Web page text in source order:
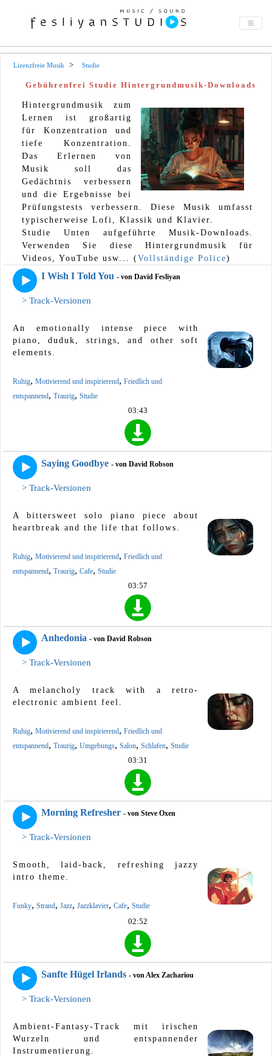
Lizenzfreie Musik Studie
Gebührenfrei Studie Hintergrundmusik-Downloads
Hintergrundmusik zum
Lernen ist großartig
für Konzentration und
tiefe Konzentration.
Das Erlernen von
Musik soll das
Gedächtnis verbessern
und die Ergebnisse bei
Prüfungstests verbessern. Diese Musik umfasst
typischerweise Lofi, Klassik und Klavier.
Studie Unten aufgeführte Musik-Downloads.
Verwenden Sie diese Hintergrundmusik für
Videos, YouTube usw... (Vollständige Police)
I Wish I Told You - von David Fesliyan
> Track-Versionen
An emotionally intense piece with
piano, duduk, strings, and other soft
elements.
Ruhig, Motivierend und inspirierend, Friedlich und
entspannend, Traurig, Studie
03:43
Saying Goodbye - von David Robson
> Track-Versionen
A bittersweet solo piano piece about
heartbreak and the life that follows.
Ruhig, Motivierend und inspirierend, Friedlich und
entspannend, Traurig, Cafe, Studie
03:57
Anhedonia - von David Robson
> Track-Versionen
A melancholy track with a retro-
electronic ambient feel.
Ruhig, Motivierend und inspirierend, Friedlich und
entspannend, Traurig, Umgebungs, Salon, Schlafen, Studie
03:31
Morning Refresher - von Steve Oxen
> Track-Versionen
Smooth, laid-back, refreshing jazzy
intro theme.
Funky, Strand, Jazz, Jazzklavier, Cafe, Studie
02:52
Sanfte Hügel Irlands - von Alex Zachariou
> Track-Versionen
Ambient-Fantasy-Track mit irischen
Wurzeln und entspannender
Instrumentierung.